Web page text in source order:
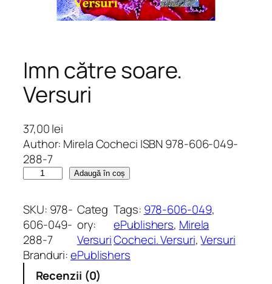
Imn către soare.
Versuri
37,00lei
Author: Mirela Cocheci ISBN 978-606-049-
288-7
n
t
i
t
a
Adaugă în coș
SKU: 978-
606-049-
288-7
Categ
ory:
Versuri
Tags: 978-606-049
ePublishers, Mirela
Cocheci. Versuri, Versuri
Branduri:ePublishers
Recenzii (0)